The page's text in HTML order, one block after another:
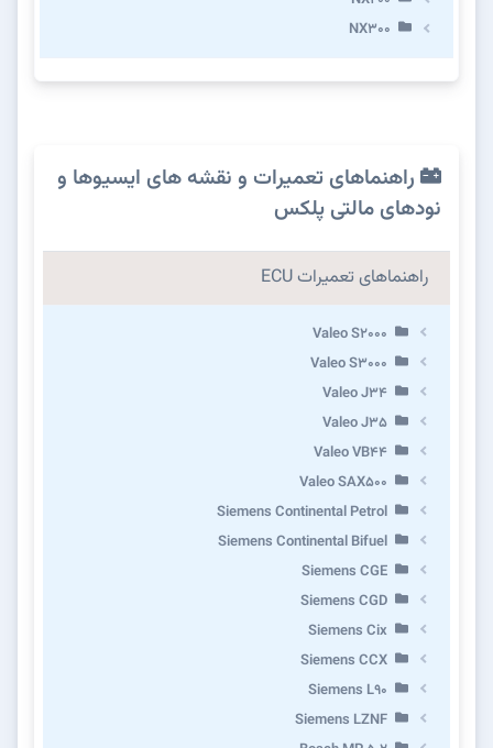
NX300
راهنماهای تعمیرات و نقشه های ایسیوها و
نودهای مالتی پلکس
راهنماهای تعمیرات ECU
Valeo S2000
Valeo S3000
Valeo J34
Valeo J35
Valeo VB44
Valeo SAX500
Siemens Continental Petrol
Siemens Continental Bifuel
Siemens CGE
Siemens CGD
Siemens Cix
Siemens CCX
Siemens L90
Siemens LZNF